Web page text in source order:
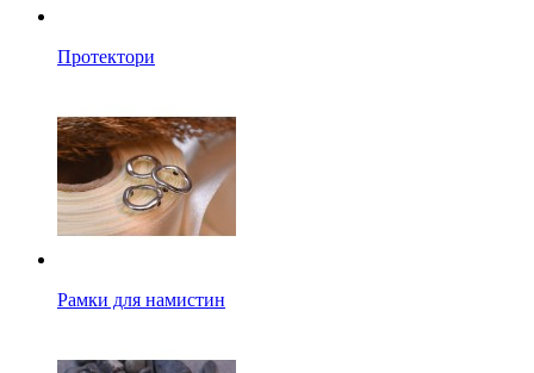
Протектори
Рамки для намистин